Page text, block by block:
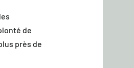
de
près de